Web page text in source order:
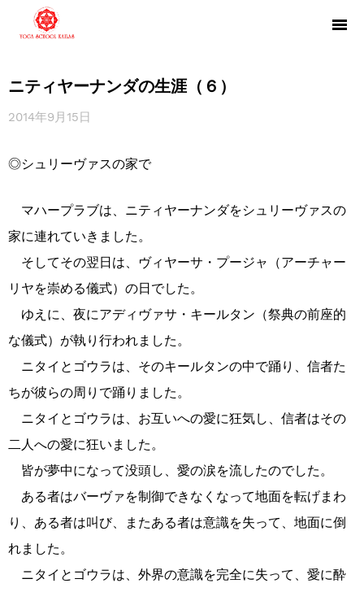
ニティヤーナンダの生涯（６）
2014年9月15日
◎シュリーヴァスの家で
マハープラブは、ニティヤーナンダをシュリーヴァスの
家に連れていきました。
そしてその翌日は、ヴィヤーサ・プージャ（アーチャー
リヤを崇める儀式）の日でした。
ゆえに、夜にアディヴァサ・キールタン（祭典の前座的
な儀式）が執り行われました。
ニタイとゴウラは、そのキールタンの中で踊り、信者た
ちが彼らの周りで踊りました。
ニタイとゴウラは、お互いへの愛に狂気し、信者はその
二人への愛に狂いました。
皆が夢中になって没頭し、愛の涙を流したのでした。
ある者はバーヴァを制御できなくなって地面を転げまわ
り、ある者は叫び、またある者は意識を失って、地面に倒
れました。
ニタイとゴウラは、外界の意識を完全に失って、愛に酔